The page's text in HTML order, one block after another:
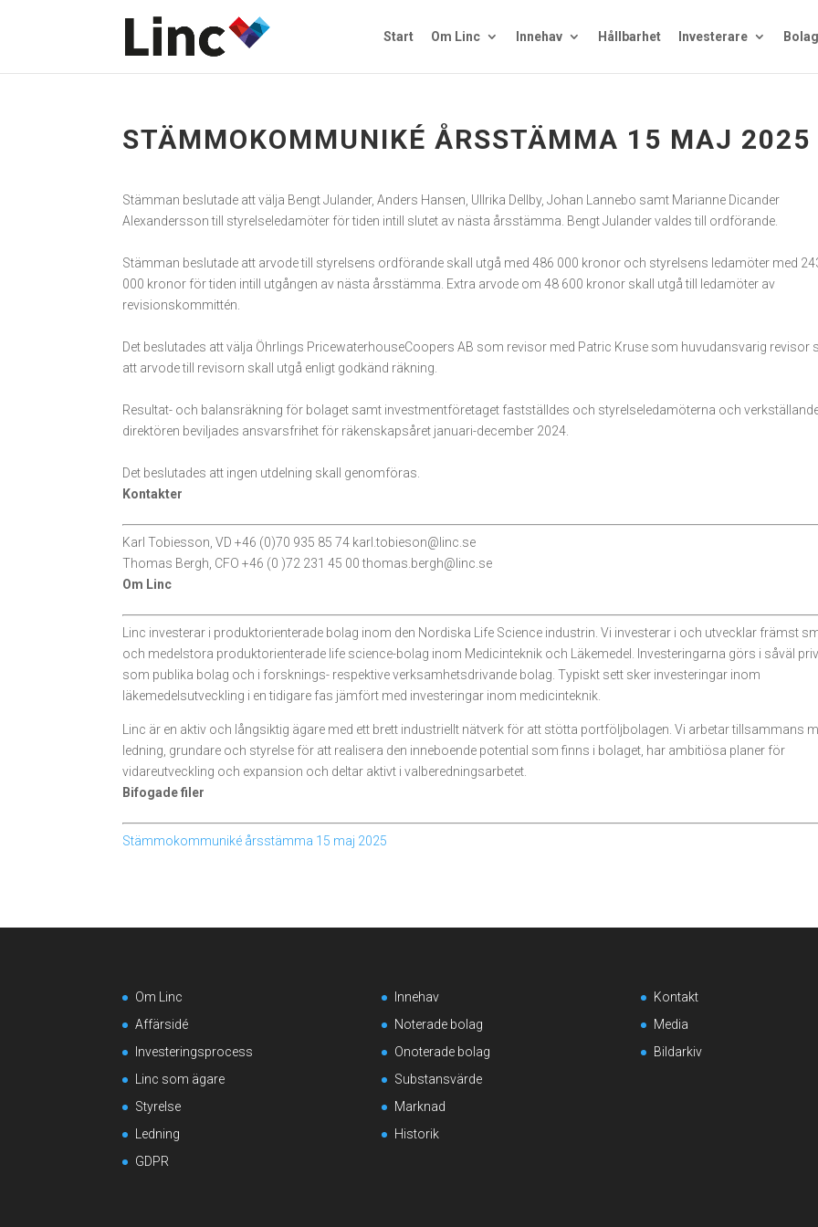
Start Om Linc Innehav Hållbarhet Investerare
STÄMMOKOMMUNIKÉ ÅRSSTÄMMA 15 MAJ 2025
Stämman beslutade att välja Bengt Julander, Anders Hansen, Ullrika Dellby, Johan Lannebo samt Marianne Dicander
Alexandersson till styrelseledamöter för tiden intill slutet av nästa årsstämma. Bengt Julander valdes till ordförande.
Stämman beslutade att arvode till styrelsens ordförande skall utgå med 486 000 kronor och styrelsens ledamöter med
000 kronor för tiden intill utgången av nästa årsstämma. Extra arvode om 48 600 kronor skall utgå till ledamöter av
revisionskommittén.
Det beslutades att välja Öhrlings PricewaterhouseCoopers AB som revisor med Patric Kruse som huvudansvarig revisor
att arvode till revisorn skall utgå enligt godkänd räkning.
Resultat- och balansräkning för bolaget samt investmentföretaget fastställdes och styrelseledamöterna och
direktören beviljades ansvarsfrihet för räkenskapsåret januari-december 2024.
Det beslutades att ingen utdelning skall genomföras.
Kontakter
Karl Tobiesson, VD +46 (0)70 935 85 74 karl.tobieson@linc.se
Thomas Bergh, CFO +46 (0 )72 231 45 00 thomas.bergh@linc.se
Om Linc
Linc investerar i produktorienterade bolag inom den Nordiska Life Science industrin. Vi investerar i och utvecklar främst
och medelstora produktorienterade life science-bolag inom Medicinteknik och Läkemedel. Investeringarna görs i såväl
som publika bolag och i forsknings- respektive verksamhetsdrivande bolag. Typiskt sett sker investeringar inom
läkemedelsutveckling i en tidigare fas jämfört med investeringar inom medicinteknik.
Linc är en aktiv och långsiktig ägare med ett brett industriellt nätverk för att stötta portföljbolagen. Vi arbetar tillsammans
ledning, grundare och styrelse för att realisera den inneboende potential som finns i bolaget, har ambitiösa planer för
vidareutveckling och expansion och deltar aktivt i valberedningsarbetet.
Bifogade filer
Stämmokommuniké årsstämma 15 maj 2025
Om Linc
Affärsidé
Investeringsprocess
Linc som ägare
Styrelse
Ledning
GDPR
Innehav
Noterade bolag
Onoterade bolag
Substansvärde
Marknad
Historik
Kontakt
Media
Bildarkiv